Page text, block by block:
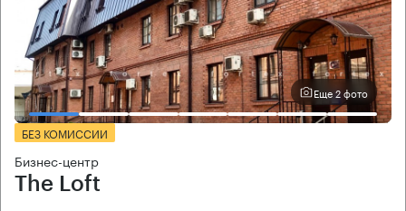
Еще 2 фото
БЕЗ КОМИССИИ
Бизнес-центр
The Loft